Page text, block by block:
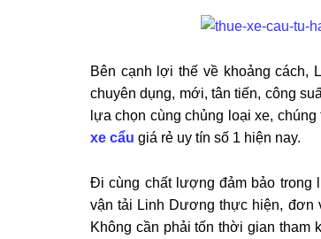
Bên cạnh lợi thế về khoảng
chuyên dụng, mới, tân tiến, công
lựa chọn cùng chủng loại xe,
xe cẩu giá rẻ uy tín số 1 hiện nay.
Đi cùng chất lượng đảm bảo trong
vận tải Linh Dương thực hiện, đơn
Không cần phải tốn thời gian tham